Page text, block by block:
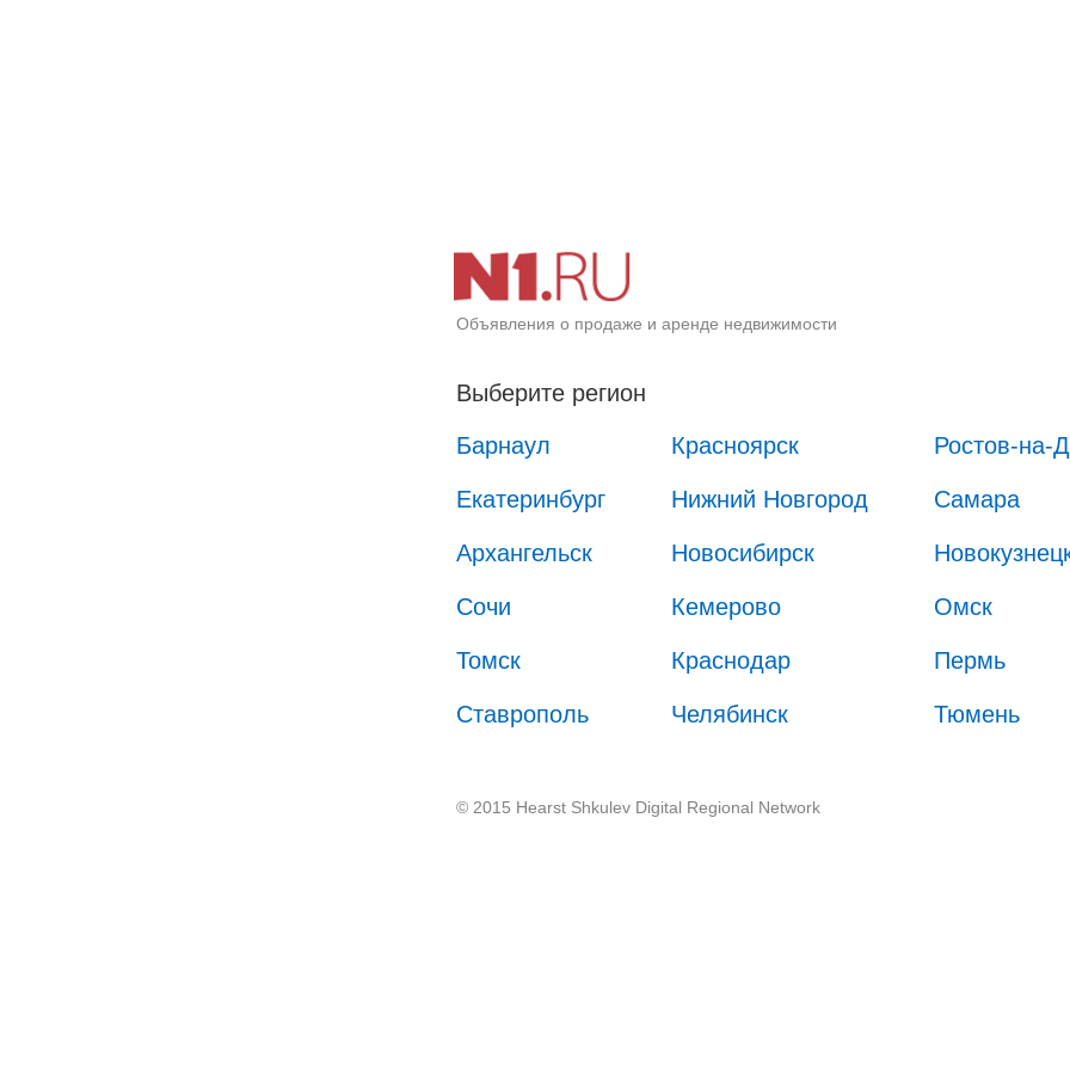
Объявления о продаже и аренде недвижимости
Выберите регион
Барнаул
Красноярск Ростов-на-
Екатеринбург Нижний Новгород Самара
Архангельск Новосибирск
Сочи Кемерово Омск
Томск Краснодар Пермь
Ставрополь Челябинск Тюмень
© 2015 Hearst Shkulev Digital Regional Network